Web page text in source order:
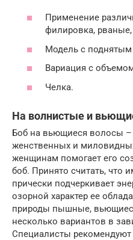
Применение
филировка,
Модель с
Вариация с
Челка.
На волнистые и
Боб на вьющиеся волосы
женственных и
женщинам помогает его
боб. Принято считать, что
прически подчеркивает
озорной характер ее
природы пышные,
несколько вариантов в
Специалисты